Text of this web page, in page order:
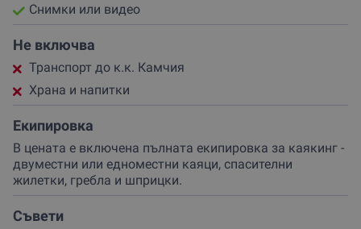
Снимки или видео
Не включва
Транспорт до к.к. Камчия
Храна и напитки
Екипировка
В цената е включена пълната екипировка за каякинг -
двуместни или едноместни каяци, спасителни
жилетки, гребла и шприцки.
Съвети